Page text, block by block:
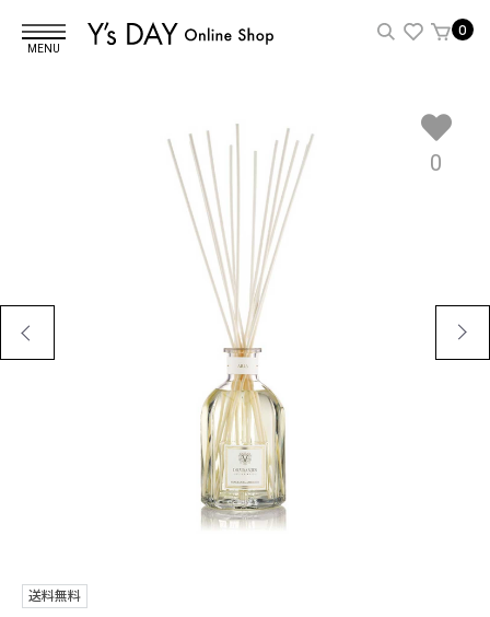
MENU
0
0
送料無料